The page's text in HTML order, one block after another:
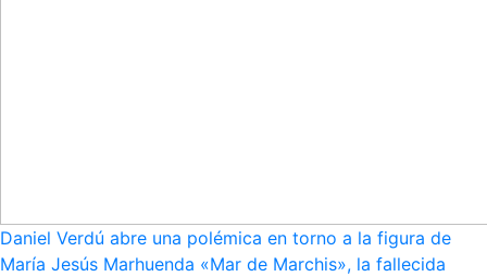
Daniel Verdú abre una polémica en torno a la figura de
María Jesús Marhuenda «Mar de Marchis», la fallecida